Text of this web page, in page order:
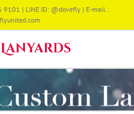
| LINE ID: @dovefly | E-mail :